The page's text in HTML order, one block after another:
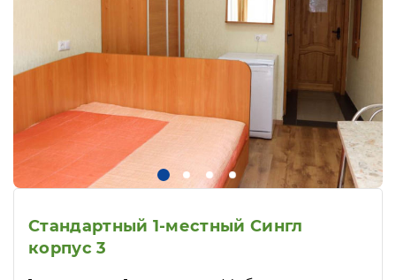
Стандартный 1-местный Сингл
корпус 3